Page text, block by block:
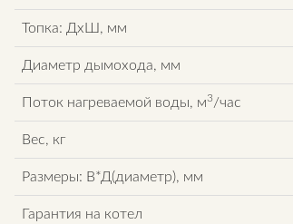
Топка: ДxШ, мм
Диаметр дымохода, мм
Поток нагреваемой воды, м3/час
Вес, кг
Размеры: В*Д(диаметр), мм
Гарантия на котел